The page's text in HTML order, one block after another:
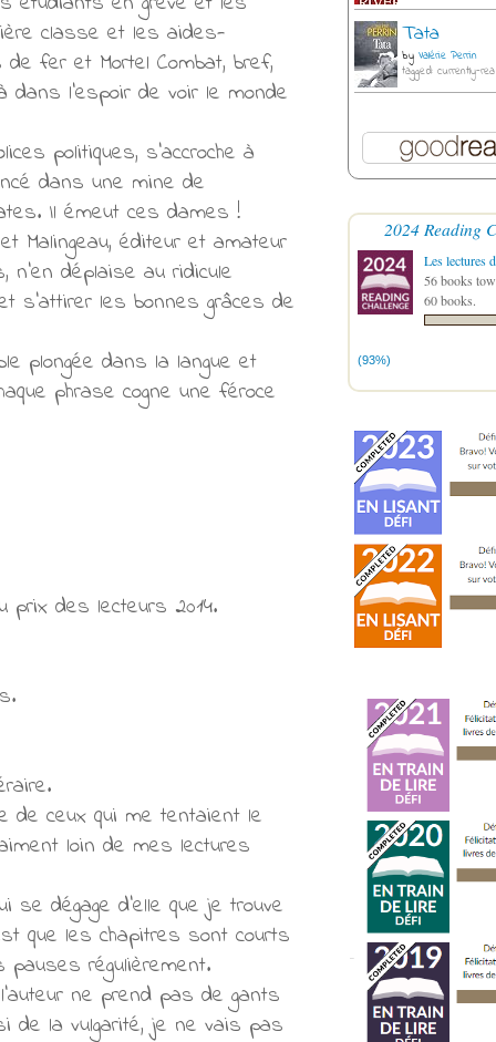
classe et les aides-
fer et Mortel Combat, bref,
l’espoir de voir le monde
politiques, s’accroche à
dans une mine de
Il émeut ces dames !
Malingeau, éditeur et amateur
déplaise au ridicule
s’attirer les bonnes grâces de
plongée dans la langue et
phrase cogne une féroce
prix des lecteurs 2014.
de ceux qui me tentaient le
loin de mes lectures
se dégage d'elle que je trouve
que les chapitres sont courts
régulièrement.
ne prend pas de gants
de la vulgarité, je ne vais pas
Tata
by Valérie Perrin
tagged: currently-
2024 Reading
Les lectures
56 books
60 books.
(93%)